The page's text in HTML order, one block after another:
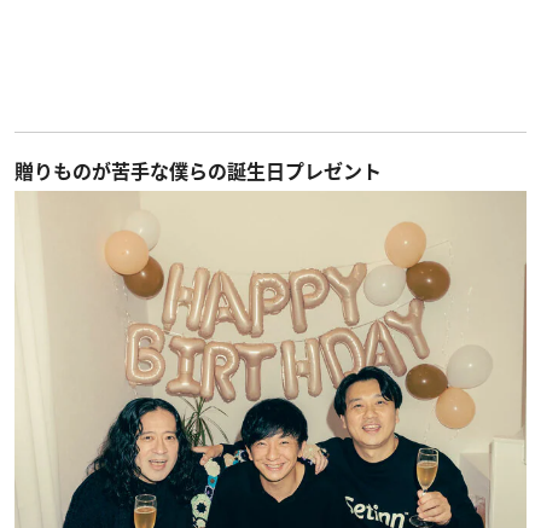
贈りものが苦手な僕らの誕生日プレゼント